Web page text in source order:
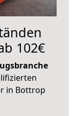
102€
in Bottrop